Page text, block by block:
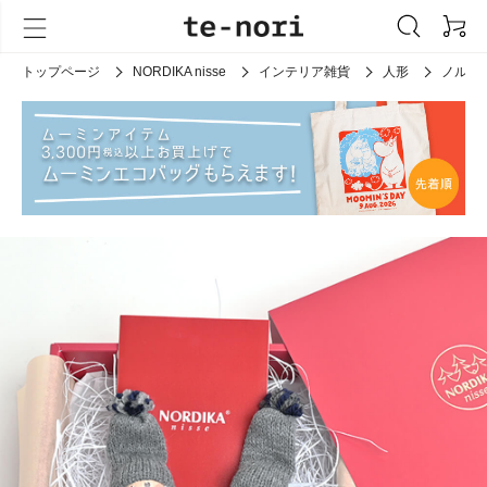
トップページ NORDIKA nisse インテリア雑貨 人形 ノルデ